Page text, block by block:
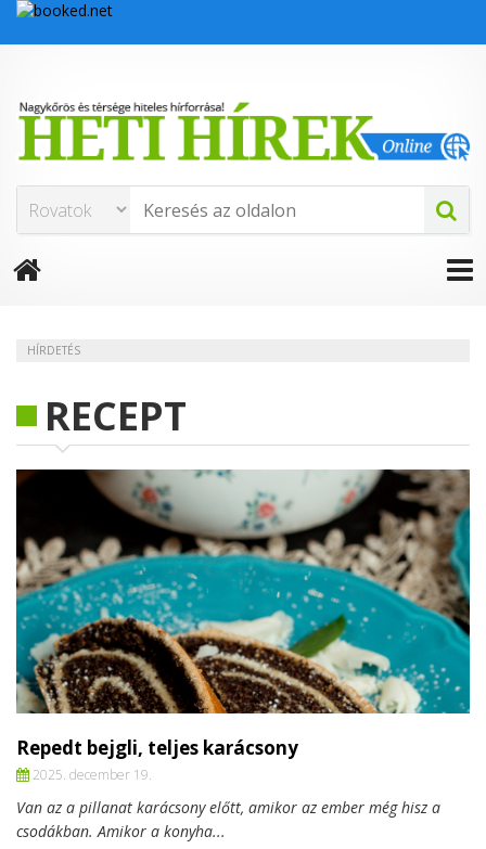
HÍRDETÉS
RECEPT
Repedt bejgli, teljes karácsony
2025. december 19.
Van az a pillanat karácsony előtt, amikor az ember még hisz a
csodákban. Amikor a konyha...